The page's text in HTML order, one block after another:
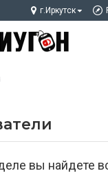
г.Иркутск
вы найдете